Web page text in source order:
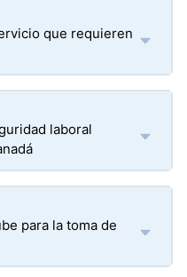
que requieren
laboral
para la toma de